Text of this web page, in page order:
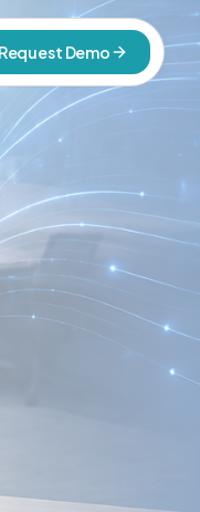
Request Demo